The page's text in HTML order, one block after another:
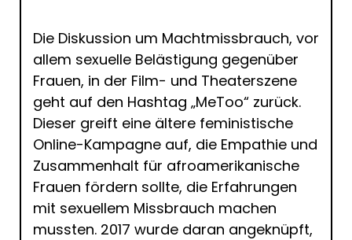
Die Diskussion um Machtmissbrauch, vor
allem sexuelle Belästigung gegenüber
Frauen, in der Film- und Theaterszene
geht auf den Hashtag „MeToo“ zurück.
Dieser greift eine ältere feministische
Online-Kampagne auf, die Empathie und
Zusammenhalt für afroamerikanische
Frauen fördern sollte, die Erfahrungen
mit sexuellem Missbrauch machen
mussten. 2017 wurde daran angeknüpft,